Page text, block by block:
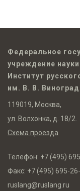
Федеральное
учреждение науки
Институт
им. В. В.
119019, Москва,
ул. Волхонка, д. 18/2.
Схема проезда
Телефон: +7 (495)
Факс: +7 (495) 695-
ruslang@ruslang.ru